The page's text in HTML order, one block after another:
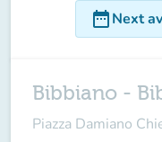
date_rangeNext
Bibbiano -
Piazza Damiano